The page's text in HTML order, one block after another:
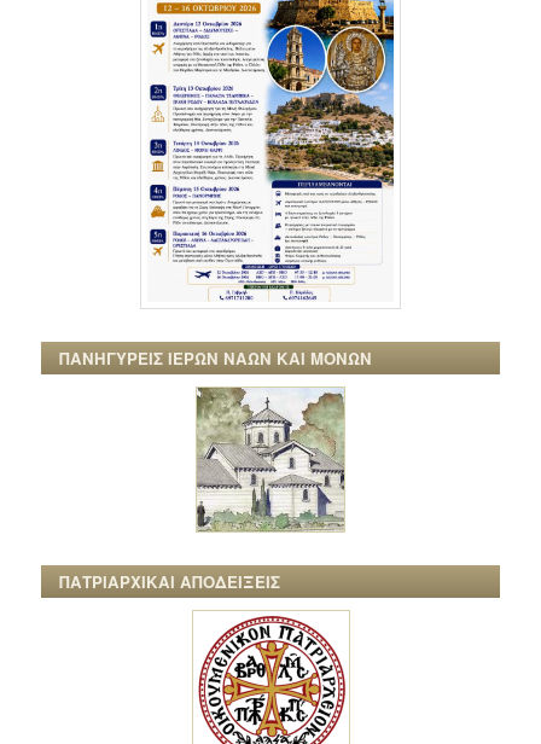
ΠΑΝΗΓΥΡΕΙΣ ΙΕΡΩΝ ΝΑΩΝ ΚΑΙ ΜΟΝΩΝ
ΠΑΤΡΙΑΡΧΙΚΑΙ ΑΠΟΔΕΙΞΕΙΣ